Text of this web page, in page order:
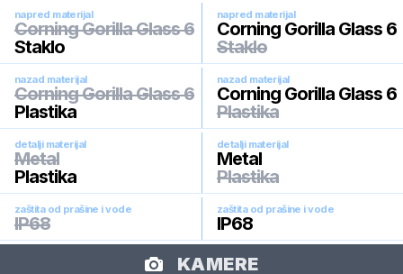
napred materijal
Corning Gorilla Glass 6
Staklo
napred materijal
Corning Gorilla Glass 6
Staklo
nazad materijal
Corning Gorilla Glass 6
Plastika
nazad materijal
Corning Gorilla Glass 6
Plastika
detalji materijal
Metal
Plastika
detalji materijal
Metal
Plastika
zaštita od prašine i vode
IP68
zaštita od prašine i vode
IP68
KAMERE